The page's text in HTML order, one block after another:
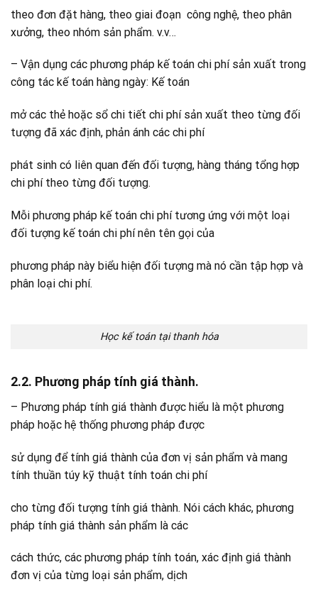
theo đơn đặt hàng, theo giai đoạn công nghệ, theo phân
xưởng, theo nhóm sản phẩm. v.v…
– Vận dụng các phương pháp kế toán chi phí sản xuất trong
công tác kế toán hàng ngày: Kế toán
mở các thẻ hoặc sổ chi tiết chi phí sản xuất theo từng đối
tượng đã xác định, phản ánh các chi phí
phát sinh có liên quan đến đối tượng, hàng tháng tổng hợp
chi phí theo từng đối tượng.
Mỗi phương pháp kế toán chi phí tương ứng với một loại
đối tượng kế toán chi phí nên tên gọi của
phương pháp này biểu hiện đối tượng mà nó cần tập hợp và
phân loại chi phí.
Học kế toán tại thanh hóa
2.2. Phương pháp tính giá thành.
– Phương pháp tính giá thành được hiểu là một phương
pháp hoặc hệ thống phương pháp được
sử dụng để tính giá thành của đơn vị sản phẩm và mang
tính thuần túy kỹ thuật tính toán chi phí
cho từng đối tượng tính giá thành. Nói cách khác, phương
pháp tính giá thành sản phẩm là các
cách thức, các phương pháp tính toán, xác định giá thành
đơn vị của từng loại sản phẩm, dịch